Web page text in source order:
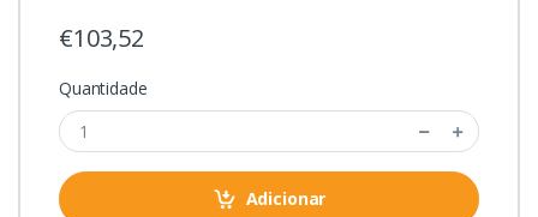
€103,52
Quantidade
Adicionar